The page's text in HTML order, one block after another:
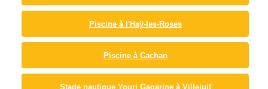
Piscine à l'Haÿ-les-Roses
Piscine à Cachan
Stade nautique Youri Gagarine à Villejuif